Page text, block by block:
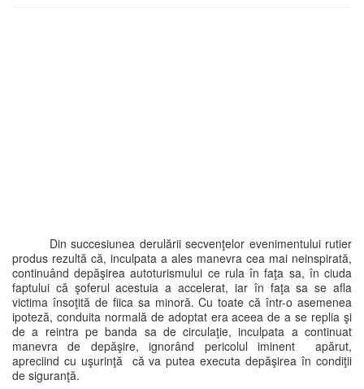
Din succesiunea derulării secvenţelor evenimentului rutier
produs rezultă că, inculpata a ales manevra cea mai neinspirată,
continuând depăşirea autoturismului ce rula în faţa sa, în ciuda
faptului că şoferul acestuia a accelerat, iar în faţa sa se afla
victima însoţită de fiica sa minoră. Cu toate că într-o asemenea
ipoteză, conduita normală de adoptat era aceea de a se replia şi
de a reintra pe banda sa de circulaţie, inculpata a continuat
manevra de depăşire, ignorând pericolul iminent apărut,
apreciind cu uşurinţă că va putea executa depăşirea în condiţii
de siguranţă.